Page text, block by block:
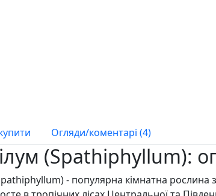
Огляди/коментарі (4)
(Spathiphyllum):
- популярна кімнатна